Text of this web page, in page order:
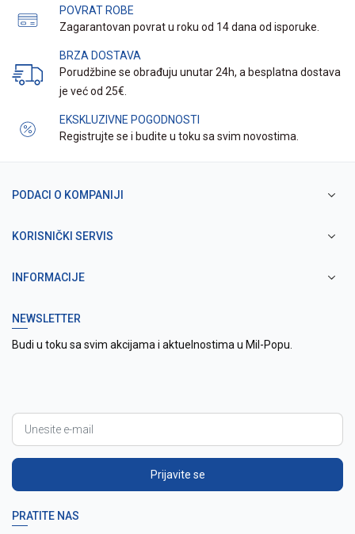
POVRAT ROBE
Zagarantovan povrat u roku od 14 dana od isporuke.
BRZA DOSTAVA
Porudžbine se obrađuju unutar 24h, a besplatna dostava
je već od 25€.
EKSKLUZIVNE POGODNOSTI
Registrujte se i budite u toku sa svim novostima.
PODACI O KOMPANIJI
KORISNIČKI SERVIS
INFORMACIJE
NEWSLETTER
Budi u toku sa svim akcijama i aktuelnostima u Mil-Popu.
Prijavite se
PRATITE NAS